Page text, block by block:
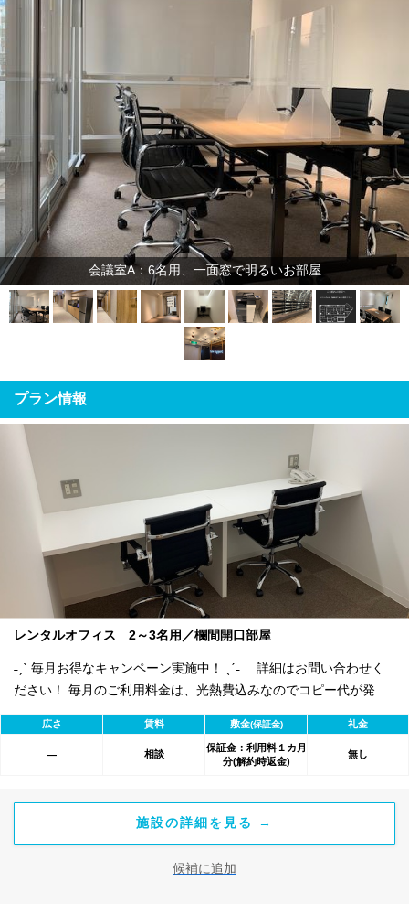
会議室A：6名用、一面窓で明るいお部屋
プラン情報
レンタルオフィス 2～3名用／欄間開口部屋
˗ˏˋ 毎月お得なキャンペーン実施中！ ˎˊ˗ 詳細はお問い合わせく
ださい！ 毎月のご利用料金は、光熱費込みなのでコピー代が発生
しなければ 基本的には毎月定額でご利用可能です。 オプションで
電話秘書・登記代行・共用FAXレンタルなどが可能！
広さ 賃料 敷金(保証金) 礼金
― 相談
保証金：利用料１カ月
分(解約時返金)
無し
施設の詳細を見る →
候補に追加